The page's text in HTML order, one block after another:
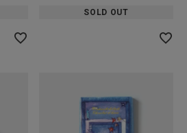
SOLD OUT